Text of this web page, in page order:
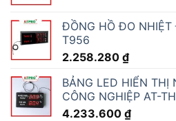
ĐỒNG HỒ ĐO
T956
2.258.280 ₫
BẢNG LED HIỂN
CÔNG NGHIỆP AT-
4.233.600 ₫